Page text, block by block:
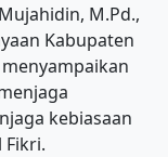
M.Pd.,
Kabupaten
kebiasaan
Fikri.